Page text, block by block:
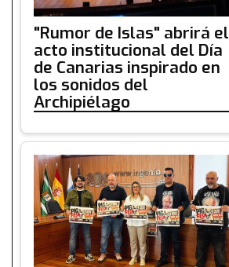
"Rumor de Islas" abrirá el
acto institucional del Día
de Canarias inspirado en
los sonidos del
Archipiélago